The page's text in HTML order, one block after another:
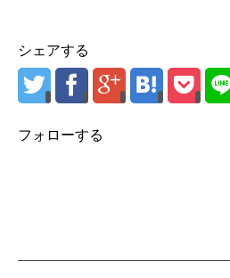
シェアする
フォローする